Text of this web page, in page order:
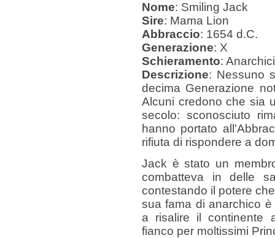
Nome: Smiling Jack
Sire: Mama Lion
Abbraccio: 1654 d.C.
Generazione: X
Schieramento: Anarchici
Descrizione: Nessuno
decima Generazione
Alcuni credono che sia
secolo: sconosciuto
hanno portato
rifiuta di rispondere a
Jack è stato un
combatteva in delle
contestando il potere
sua fama di anarchico
a risalire il continente
fianco per moltissimi